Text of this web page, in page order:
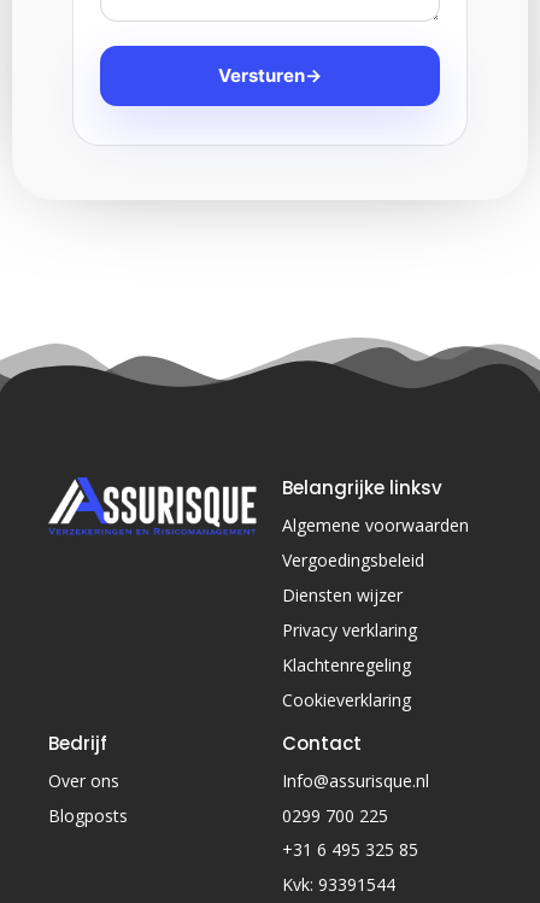
Versturen→
Belangrijke linksv
Algemene voorwaarden
Vergoedingsbeleid
Diensten wijzer
Privacy verklaring
Klachtenregeling
Cookieverklaring
Bedrijf
Over ons
Blogposts
Contact
Info@assurisque.nl
0299 700 225
+31 6 495 325 85
Kvk: 93391544